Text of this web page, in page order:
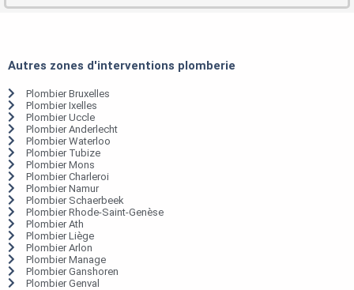
Autres zones d'interventions plomberie
Plombier Bruxelles
Plombier Ixelles
Plombier Uccle
Plombier Anderlecht
Plombier Waterloo
Plombier Tubize
Plombier Mons
Plombier Charleroi
Plombier Namur
Plombier Schaerbeek
Plombier Rhode-Saint-Genèse
Plombier Ath
Plombier Liège
Plombier Arlon
Plombier Manage
Plombier Ganshoren
Plombier Genval